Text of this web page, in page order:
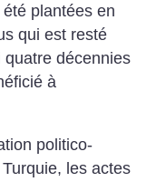
plantées en
qui est resté
quatre décennies
à
politico-
les actes